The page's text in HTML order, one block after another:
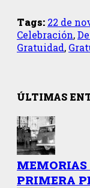
Tags: 22 de
Celebración,
Gratuidad,
ÚLTIMAS
MEMORIAS
PRIMERA